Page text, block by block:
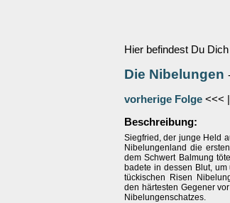
Hier befindest Du
Die Nibelungen
vorherige Folge <<<
Beschreibung:
Siegfried, der junge Held
Nibelungenland die
dem Schwert Balmung
badete in dessen Blut,
tückischen Risen
den härtesten Gegener
Nibelungenschatzes.